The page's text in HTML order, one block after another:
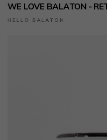
WE LOVE BALATON -
HELLO BALATON